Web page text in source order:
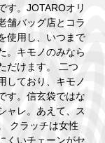
す。JOTAROオリ
舗バッグ店とコラ
使用し、いつまで
。キモノのみなら
だけます。 二つ
しており、キモノ
す。信玄袋ではな
ャレ。あえて、ス
クラッチは女性
くいチェーンがセ